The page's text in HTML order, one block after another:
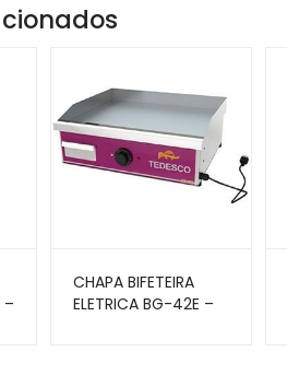
–
CHAPA BIFETEIRA
ELETRICA BG-42E –